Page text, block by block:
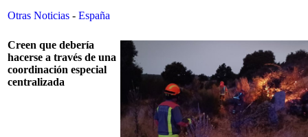
Otras Noticias - España
Creen que debería
hacerse a través de una
coordinación especial
centralizada